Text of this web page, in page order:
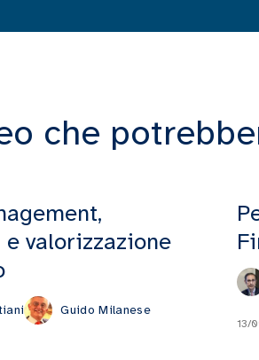
che
valorizzazione
Guido Milanese
13/